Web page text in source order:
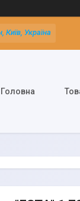
Україна
Головна